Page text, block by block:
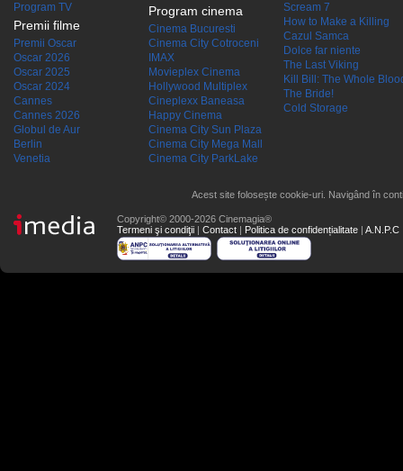
Program TV
Premii filme
Premii Oscar
Oscar 2026
Oscar 2025
Oscar 2024
Cannes
Cannes 2026
Globul de Aur
Berlin
Venetia
Program cinema
Cinema Bucuresti
Cinema City Cotroceni
IMAX
Movieplex Cinema
Hollywood Multiplex
Cineplexx Baneasa
Happy Cinema
Cinema City Sun Plaza
Cinema City Mega Mall
Cinema City ParkLake
Scream 7
How to Make a Killing
Cazul Samca
Dolce far niente
The Last Viking
Kill Bill: The Whole
The Bride!
Cold Storage
Acest site folosește cookie-uri. Navigând în
Copyright© 2000-2026 Cinemagia®
Termeni şi condiţii | Contact | Politica de confidențialitate | A.N.P.C